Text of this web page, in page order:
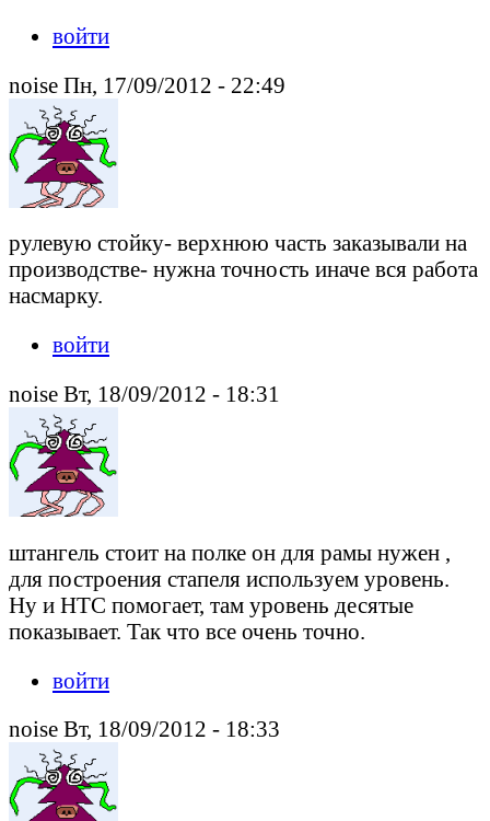
войти
noise Пн, 17/09/2012 - 22:49
рулевую стойку- верхнюю часть заказывали на
производстве- нужна точность иначе вся работа
насмарку.
войти
noise Вт, 18/09/2012 - 18:31
штангель стоит на полке он для рамы нужен ,
для построения стапеля используем уровень.
Ну и HTC помогает, там уровень десятые
показывает. Так что все очень точно.
войти
noise Вт, 18/09/2012 - 18:33